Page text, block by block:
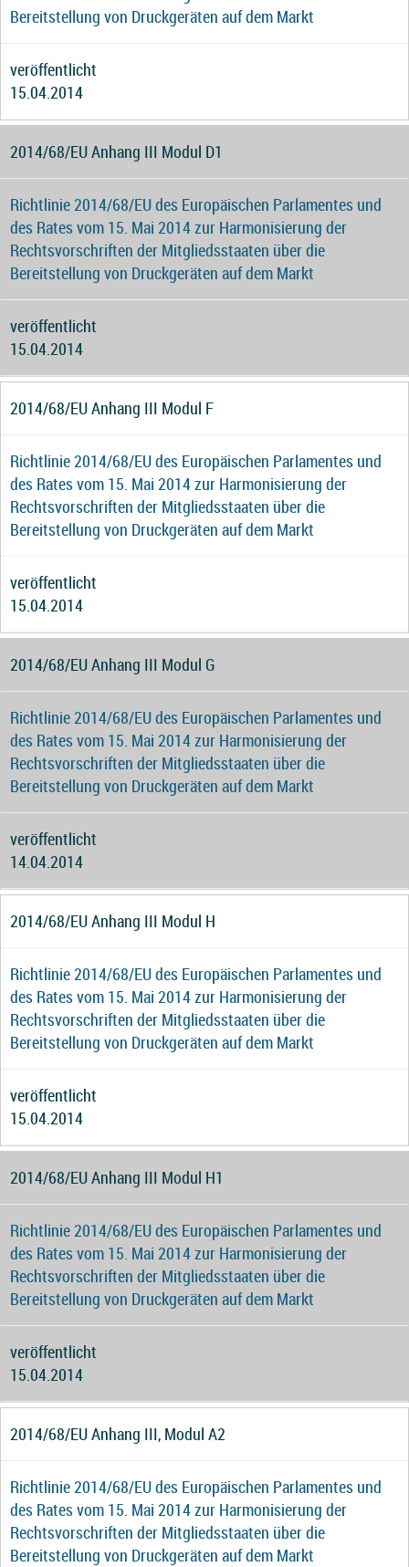
Bereitstellung von Druckgeräten auf dem Markt
veröffentlicht
15.04.2014
2014/68/EU Anhang III Modul D1
Richtlinie 2014/68/EU des Europäischen Parlamentes und
des Rates vom 15. Mai 2014 zur Harmonisierung der
Rechtsvorschriften der Mitgliedsstaaten über die
Bereitstellung von Druckgeräten auf dem Markt
veröffentlicht
15.04.2014
2014/68/EU Anhang III Modul F
Richtlinie 2014/68/EU des Europäischen Parlamentes und
des Rates vom 15. Mai 2014 zur Harmonisierung der
Rechtsvorschriften der Mitgliedsstaaten über die
Bereitstellung von Druckgeräten auf dem Markt
veröffentlicht
15.04.2014
2014/68/EU Anhang III Modul G
Richtlinie 2014/68/EU des Europäischen Parlamentes und
des Rates vom 15. Mai 2014 zur Harmonisierung der
Rechtsvorschriften der Mitgliedsstaaten über die
Bereitstellung von Druckgeräten auf dem Markt
veröffentlicht
14.04.2014
2014/68/EU Anhang III Modul H
Richtlinie 2014/68/EU des Europäischen Parlamentes und
des Rates vom 15. Mai 2014 zur Harmonisierung der
Rechtsvorschriften der Mitgliedsstaaten über die
Bereitstellung von Druckgeräten auf dem Markt
veröffentlicht
15.04.2014
2014/68/EU Anhang III Modul H1
Richtlinie 2014/68/EU des Europäischen Parlamentes und
des Rates vom 15. Mai 2014 zur Harmonisierung der
Rechtsvorschriften der Mitgliedsstaaten über die
Bereitstellung von Druckgeräten auf dem Markt
veröffentlicht
15.04.2014
2014/68/EU Anhang III, Modul A2
Richtlinie 2014/68/EU des Europäischen Parlamentes und
des Rates vom 15. Mai 2014 zur Harmonisierung der
Rechtsvorschriften der Mitgliedsstaaten über die
Bereitstellung von Druckgeräten auf dem Markt